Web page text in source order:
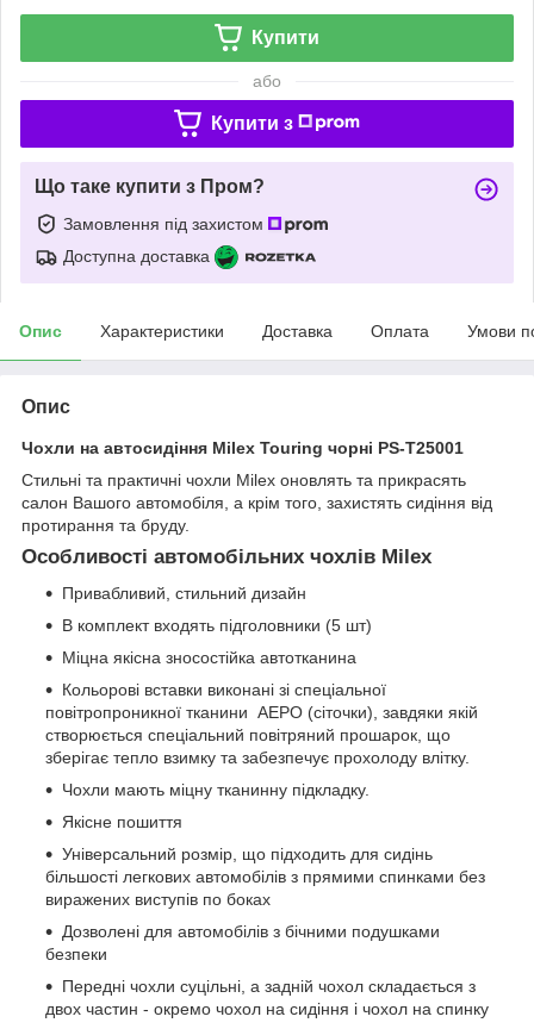
Купити
або
Купити з
Що таке купити з Пром?
Замовлення під захистом
Доступна доставка
Опис Характеристики Доставка Оплата Умови
Опис
Чохли на автосидіння Milex Touring чорні PS-T25001
Стильні та практичні чохли Milex оновлять та прикрасять
салон Вашого автомобіля, а крім того, захистять сидіння від
протирання та бруду.
Особливості автомобільних чохлів Milex
Привабливий, стильний дизайн
В комплект входять підголовники (5 шт)
Міцна якісна зносостійка автотканина
Кольорові вставки виконані зі спеціальної
повітропроникної тканини АЕРО (сіточки), завдяки якій
створюється спеціальний повітряний прошарок, що
зберігає тепло взимку та забезпечує прохолоду влітку.
Чохли мають міцну тканинну підкладку.
Якісне пошиття
Універсальний розмір, що підходить для сидінь
більшості легкових автомобілів з прямими спинками без
виражених виступів по боках
Дозволені для автомобілів з бічними подушками
безпеки
Передні чохли суцільні, а задній чохол складається з
двох частин - окремо чохол на сидіння і чохол на спинку